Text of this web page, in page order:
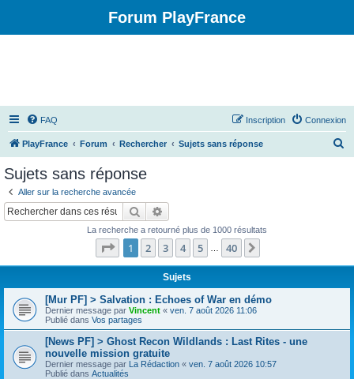
Forum PlayFrance
FAQ Connexion
Inscription
PlayFrance Forum Rechercher Sujets sans réponse
Sujets sans réponse
Aller sur la recherche avancée
Rechercher
La recherche a retourné plus de 1000 résultats
Page 1sur40
1 2 3 4 5 40
Sujets
[Mur PF] > Salvation : Echoes of War en démo
Dernier message par Vincent « ven. 7 août 2026 11:06
Publié dans Vos partages
[News PF] > Ghost Recon Wildlands : Last Rites - une
nouvelle mission gratuite
Dernier message par La Rédaction « ven. 7 août 2026 10:57
Publié dans Actualités